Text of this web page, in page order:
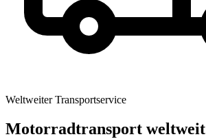
Weltweiter Transportservice
Motorradtransport weltweit